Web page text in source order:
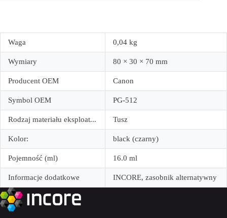
Waga 0,04 kg
Wymiary 80 × 30 × 70 mm
Producent OEM Canon
Symbol OEM PG-512
Rodzaj materiału eksploat... Tusz
Kolor: black (czarny)
Pojemność (ml) 16.0 ml
Informacje dodatkowe INCORE, zasobnik alternatywny